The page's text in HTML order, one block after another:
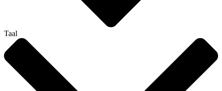
Taal